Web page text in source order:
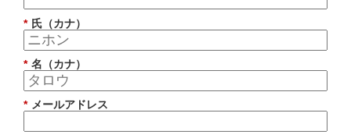
* 氏（カナ）
* 名（カナ）
* メールアドレス